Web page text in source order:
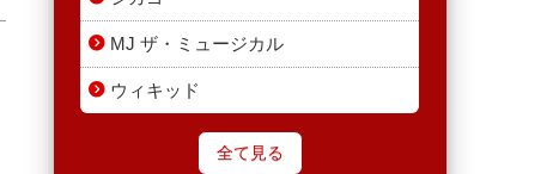
MJ ザ・ミュージカル
ウィキッド
全て見る